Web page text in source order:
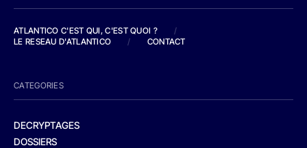
ATLANTICO C'EST QUI, C'EST QUOI ?
/
LE RESEAU D'ATLANTICO
/ CONTACT
CATEGORIES
DECRYPTAGES
DOSSIERS